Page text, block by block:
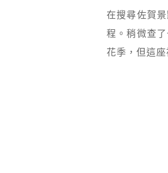
在搜尋佐賀
程。稍微查
花季，但這